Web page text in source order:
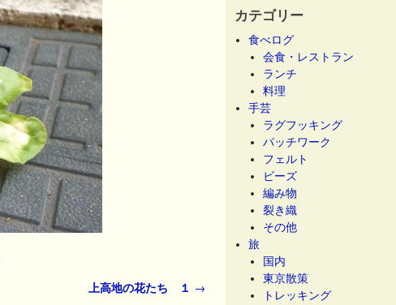
上高地の花たち １ →
カテゴリー
食べログ
会食・レストラン
ランチ
料理
手芸
ラグフッキング
パッチワーク
フェルト
ビーズ
編み物
裂き織
その他
旅
国内
東京散策
トレッキング